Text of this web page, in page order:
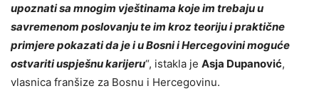
upoznati sa mnogim vještinama koje im trebaju u
savremenom poslovanju te im kroz teoriju i praktične
primjere pokazati da je i u Bosni i Hercegovini moguće
ostvariti uspješnu karijeru“, istakla je Asja Dupanović,
vlasnica franšize za Bosnu i Hercegovinu.